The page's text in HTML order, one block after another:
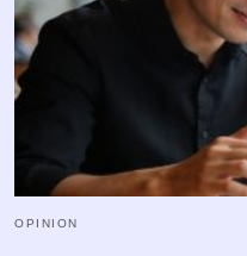
OPINION